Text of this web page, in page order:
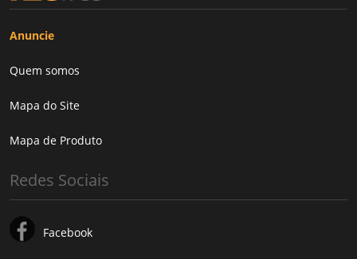
Anuncie
Quem somos
Mapa do Site
Mapa de Produto
Redes Sociais
Facebook